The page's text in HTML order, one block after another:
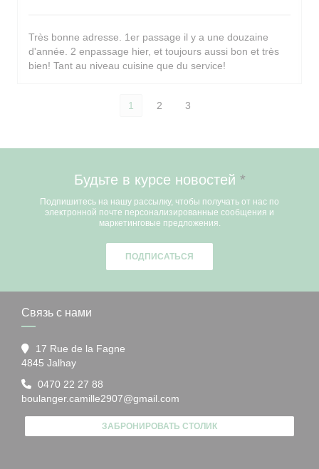
Très bonne adresse. 1er passage il y a une douzaine
d'année. 2 enpassage hier, et toujours aussi bon et très
bien! Tant au niveau cuisine que du service!
1 2 3
Будьте в курсе новостей *
Подпишитесь на нашу рассылку, чтобы получать от нас по
электронной почте персонализированные сообщения и
маркетинговые предложения.
ПОДПИСАТЬСЯ
Связь с нами
17 Rue de la Fagne
4845 Jalhay((открывается в новом окне))
0470 22 27 88
boulanger.camille2907@gmail.com
ЗАБРОНИРОВАТЬ СТОЛИК